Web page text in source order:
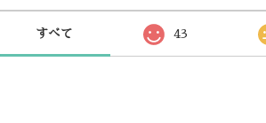
すべて 43